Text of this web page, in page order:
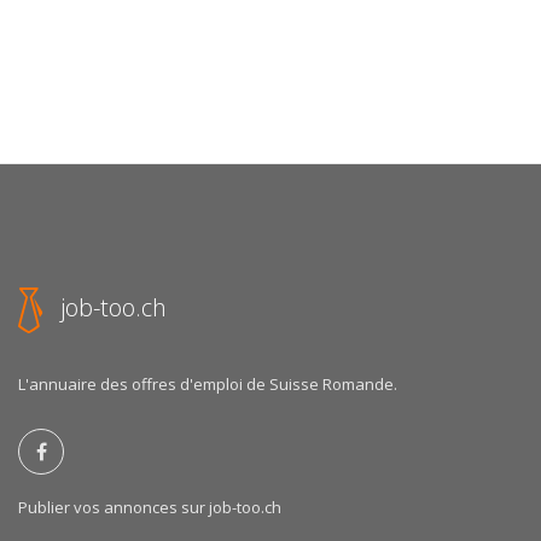
job-too.ch
L'annuaire des offres d'emploi de Suisse Romande.
Publier vos annonces sur job-too.ch